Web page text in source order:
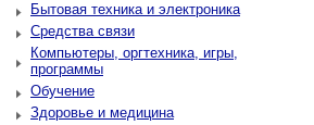
Бытовая техника и электроника
Средства связи
Компьютеры, оргтехника, игры,
программы
Обучение
Здоровье и медицина